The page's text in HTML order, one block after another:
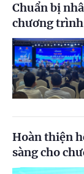
Chuẩn bị
chương
Hoàn thiện
sàng cho